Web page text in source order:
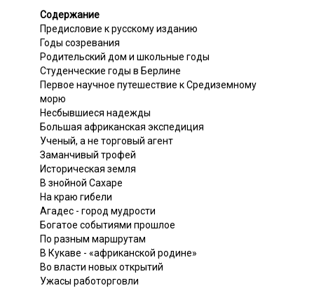
Содержание
Предисловие к русскому изданию
Годы созревания
Родительский дом и школьные годы
Студенческие годы в Берлине
Первое научное путешествие к Средиземному
морю
Несбывшиеся надежды
Большая африканская экспедиция
Ученый, а не торговый агент
Заманчивый трофей
Историческая земля
В знойной Сахаре
На краю гибели
Агадес - город мудрости
Богатое событиями прошлое
По разным маршрутам
В Кукаве - «африканской родине»
Во власти новых открытий
Ужасы работорговли